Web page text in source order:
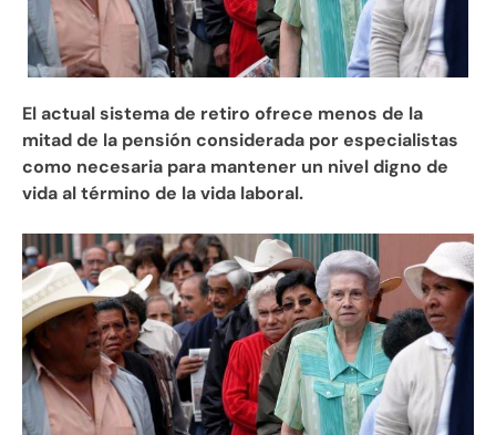
El actual sistema de retiro ofrece menos de la
mitad de la pensión considerada por especialistas
como necesaria para mantener un nivel digno de
vida al término de la vida laboral.